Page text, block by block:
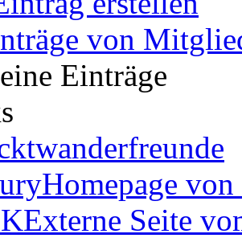
von
Einträge
Homepage
Externe Seite